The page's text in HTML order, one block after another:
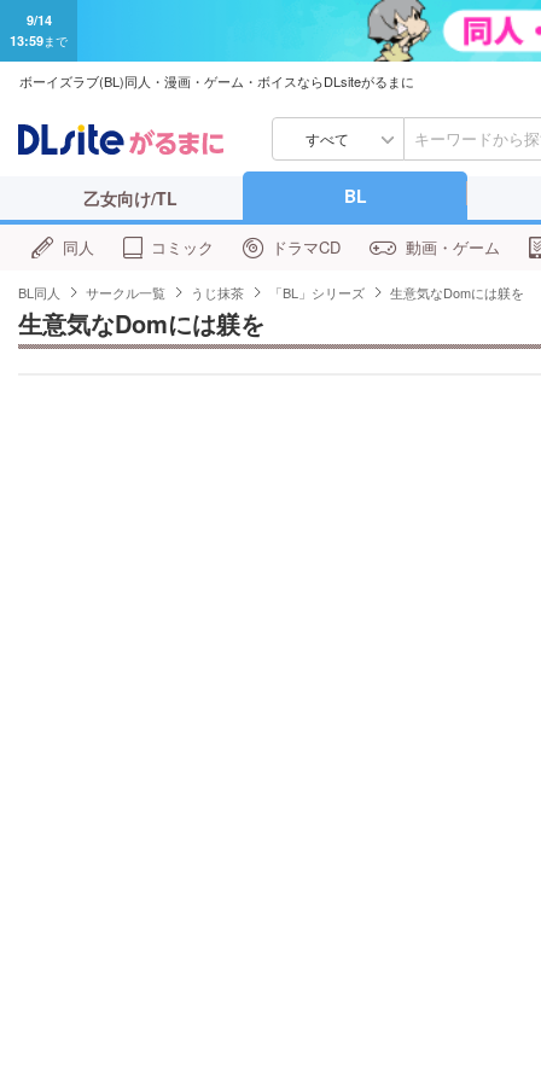
9/14
13:59まで
ボーイズラブ(BL)同人・漫画・ゲーム・ボイスならDLsiteがるまに
すべて
乙女向け/TL BL
同人 コミック ドラマCD 動画・ゲーム
BL同人 サークル一覧 うじ抹茶 「BL」シリーズ 生意気なDomには躾を
生意気なDomには躾を